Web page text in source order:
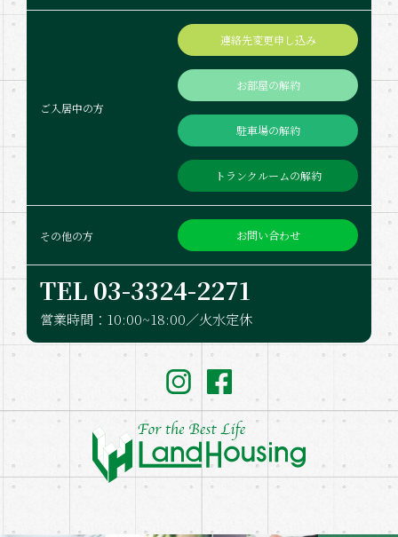
ご入居中の方
連絡先変更申し込み
お部屋の解約
駐車場の解約
トランクルームの解約
その他の方 お問い合わせ
TEL 03-332​4-2271
営業時間：10:00~18:00／火水定休